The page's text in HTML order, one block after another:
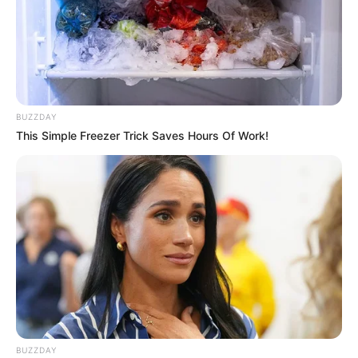
Roxane n’a pas respecté la procédure
ne peuvent pas s’en servir. Sara voulait
organiser une patrouille pour le choper.
BUZZDAY
This Simple Freezer Trick Saves Hours Of Work!
BUZZDAY